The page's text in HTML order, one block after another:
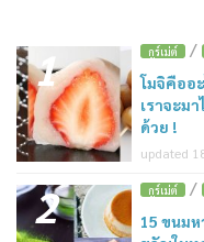
1 กูร์เม่ต์ /
โมจิคืออ
เราจะม
ด้วย !
updated
2 กูร์เม่ต์ /
15 ขนม